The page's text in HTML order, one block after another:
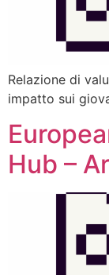
Relazione di
impatto sui
Hub –